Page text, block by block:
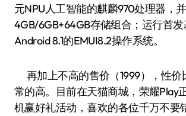
元NPU人工智能的麒麟970处理器，
4GB/6GB+64GB存储组合；运行首
Android 8.1的EMUI8.2操作系统。
再加上不高的售价（1999），性价
常的高。目前在天猫商城，荣耀Play
机赢好礼活动，喜欢的各位千万不要